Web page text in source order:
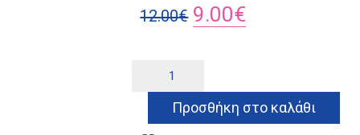
12.00€ Original
12.00€.
9.00€
είναι:
9.00€.
ήθελα
ξέρει
Προσθήκη στο καλάθι